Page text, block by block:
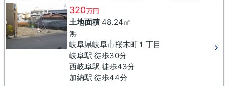
320万円
土地面積48.24㎡
無
岐阜県岐阜市桜木町１丁目
岐阜駅 徒歩30分
西岐阜駅 徒歩43分
加納駅 徒歩44分